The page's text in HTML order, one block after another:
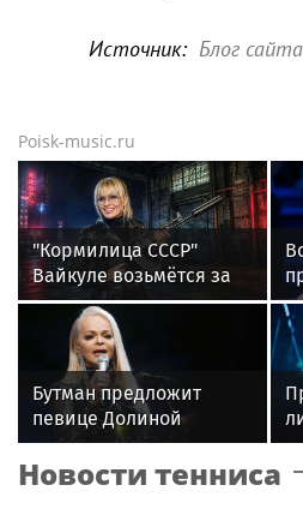
Источник: Блог
Poisk-music.ru
"Кормилица СССР"
Вайкуле возьмётся за
оружие. Сама так
сказала. В России ей
ответили двумя
словами
Бутман предложит
певице Долиной
возглавить вокальное
отделение джазового
Новости тенниса